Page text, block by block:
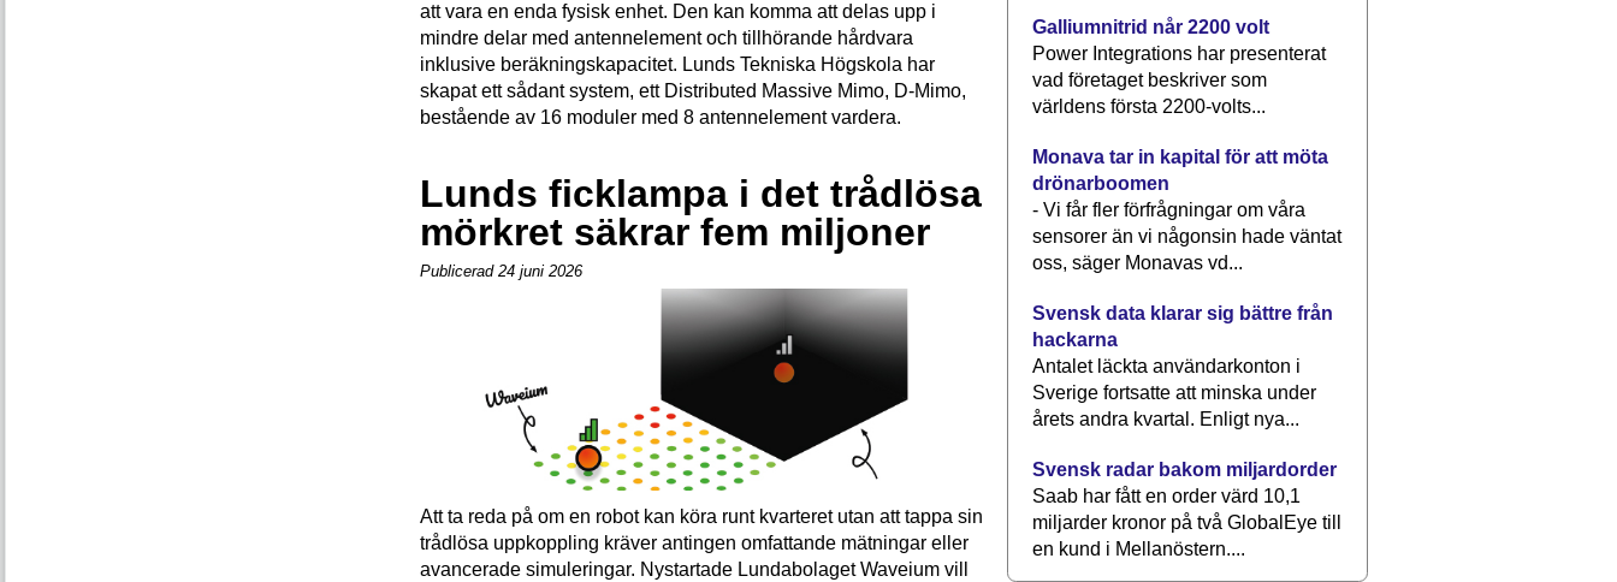
att vara en enda fysisk enhet. Den kan komma att delas upp i
mindre delar med antenn­element och tillhörande hård­vara
inklusive beräknings­kapacitet. Lunds Tekniska Högskola har
skapat ett sådant system, ett Distributed Massive Mimo, D-Mimo,
bestående av 16 moduler med 8 antenn­element vardera.
Lunds ficklampa i det trådlösa
mörkret säkrar fem miljoner
Publicerad 24 juni 2026
Att ta reda på om en robot kan köra runt kvarteret utan att tappa sin
trådlösa uppkoppling kräver antingen omfattande mätningar eller
avancerade simuleringar. Nystartade Lundabolaget Waveium vill
Galliumnitrid når 2200 volt
Power Integrations har presenterat
vad företaget beskriver som
världens första 2200-volts...
Monava tar in kapital för att möta
drönarboomen
- Vi får fler förfrågningar om våra
sensorer än vi någonsin hade väntat
oss, säger Monavas vd...
Svensk data klarar sig bättre från
hackarna
Antalet läckta användarkonton i
Sverige fortsatte att minska under
årets andra kvartal. Enligt nya...
Svensk radar bakom miljardorder
Saab har fått en order värd 10,1
miljarder kronor på två GlobalEye till
en kund i Mellanöstern....